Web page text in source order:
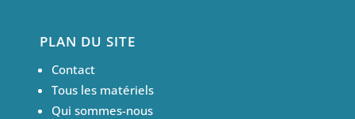
PLAN DU SITE
Contact
Tous les matériels
Qui sommes-nous